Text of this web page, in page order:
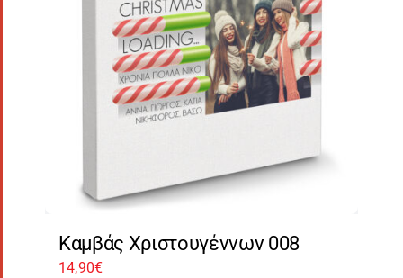
Καμβάς Χριστουγέννων 008
14,90€